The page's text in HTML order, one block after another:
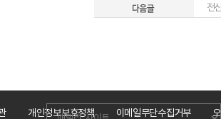
전
개인정보보호정책 이메일무단수집거부